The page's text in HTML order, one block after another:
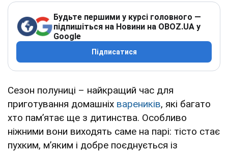
Будьте першими у курсі головного —
підпишіться на Новини на OBOZ.UA у
Google
Підписатися
Сезон полуниці – найкращий час для
приготування домашніх вареників, які багато
хто пам’ятає ще з дитинства. Особливо
ніжними вони виходять саме на парі: тісто стає
пухким, м’яким і добре поєднується із